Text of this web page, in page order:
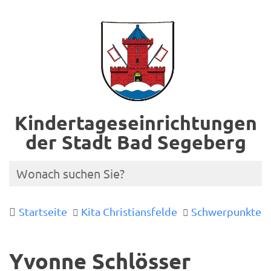
Kindertageseinrichtungen
der Stadt Bad Segeberg
Startseite Kita Christiansfelde Schwerpunkte
Yvonne Schlösser